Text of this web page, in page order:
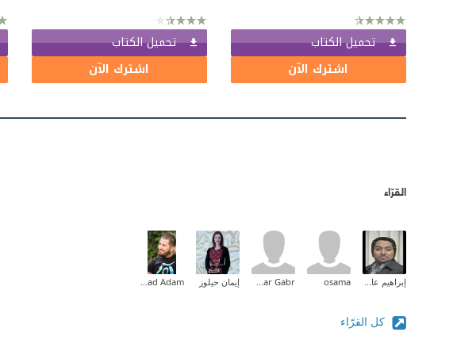
تحميل الكتاب
اشترك الآن
تحميل الكتاب
اشترك الآن
القرّاء
إبراهيم عادل osama
samar Gabr إيمان حيلوز Ahmad Adam
كل القرّاء